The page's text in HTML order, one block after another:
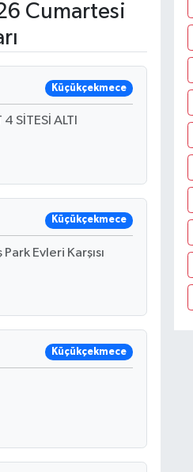
Cumartesi
Küçükçekmece
SİTESİ ALTI
Küçükçekmece
Evleri Karşısı
Küçükçekmece